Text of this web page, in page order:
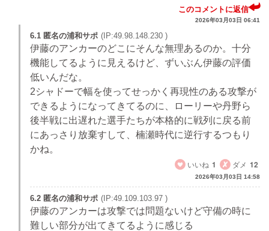
このコメントに返信
2026年03月03日 06:41
6.1 匿名の浦和サポ (IP:49.98.148.230 )
伊藤のアンカーのどこにそんな無理あるのか。十分
機能してるように見えるけど、ずいぶん伊藤の評価
低いんだな。
2シャドーで幅を使ってせっかく再現性のある攻撃が
できるようになってきてるのに、ローリーや丹野ら
後半戦に出遅れた選手たちが本格的に戦列に戻る前
にあっさり放棄すして、楠瀬時代に逆行するつもり
かね。
いいね 1 ダメ 12
2026年03月03日 14:58
6.2 匿名の浦和サポ (IP:49.109.103.97 )
伊藤のアンカーは攻撃では問題ないけど守備の時に
難しい部分が出てきてるように感じる